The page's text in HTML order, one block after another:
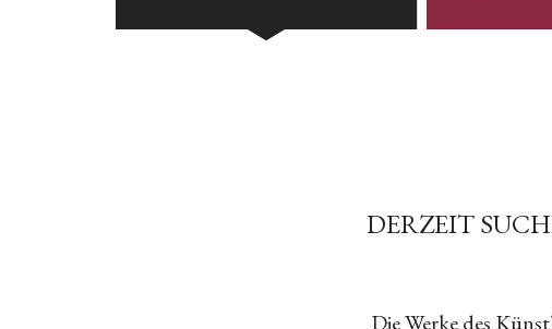
DERZEIT
Die Werke des